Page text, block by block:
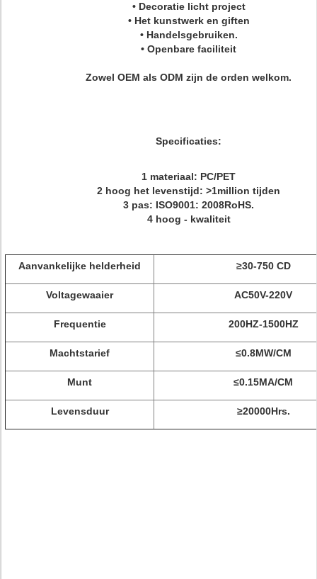
• Decoratie licht project
• Het kunstwerk en giften
• Handelsgebruiken.
• Openbare faciliteit
Zowel OEM als ODM zijn de orden welkom.
Specificaties:
1 materiaal: PC/PET
2 hoog het levenstijd: >1million tijden
3 pas: ISO9001: 2008RoHS.
4 hoog - kwaliteit
Aanvankelijke helderheid ≥30-750 CD
Voltagewaaier AC50V-220V
Frequentie 200HZ-1500HZ
Machtstarief ≤0.8MW/CM
Munt ≤0.15MA/CM
Levensduur ≥20000Hrs.